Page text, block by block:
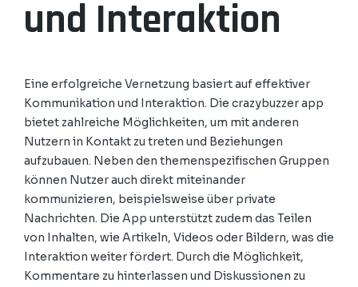
und Interaktion
Eine erfolgreiche Vernetzung basiert auf effektiver
Kommunikation und Interaktion. Die crazybuzzer app
bietet zahlreiche Möglichkeiten, um mit anderen
Nutzern in Kontakt zu treten und Beziehungen
aufzubauen. Neben den themenspezifischen Gruppen
können Nutzer auch direkt miteinander
kommunizieren, beispielsweise über private
Nachrichten. Die App unterstützt zudem das Teilen
von Inhalten, wie Artikeln, Videos oder Bildern, was die
Interaktion weiter fördert. Durch die Möglichkeit,
Kommentare zu hinterlassen und Diskussionen zu